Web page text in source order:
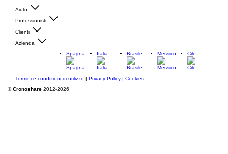
Aiuto
Professionisti
Clienti
Azienda
Spagna
Italia Brasile Messico Cile
Termini e condizioni di utilizzo | Privacy Policy | Cookies
©Cronoshare 2012-2026